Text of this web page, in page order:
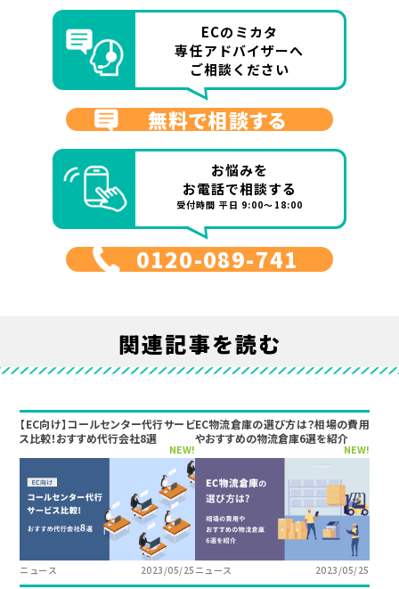
ECのミカタ
専任アドバイザーへ
ご相談ください
無料で相談する
お悩みを
お電話で相談する
受付時間 平日 9:00～18:00
0120-089-741
関連記事を読む
【EC向け】コールセンター代行サービ
ス比較！おすすめ代行会社8選
NEW!
ニュース 2023/05/25
EC物流倉庫の選び方は？相場の費用
やおすすめの物流倉庫6選を紹介
NEW!
ニュース 2023/05/25